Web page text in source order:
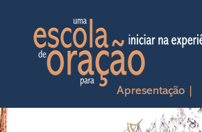
Apresentação |